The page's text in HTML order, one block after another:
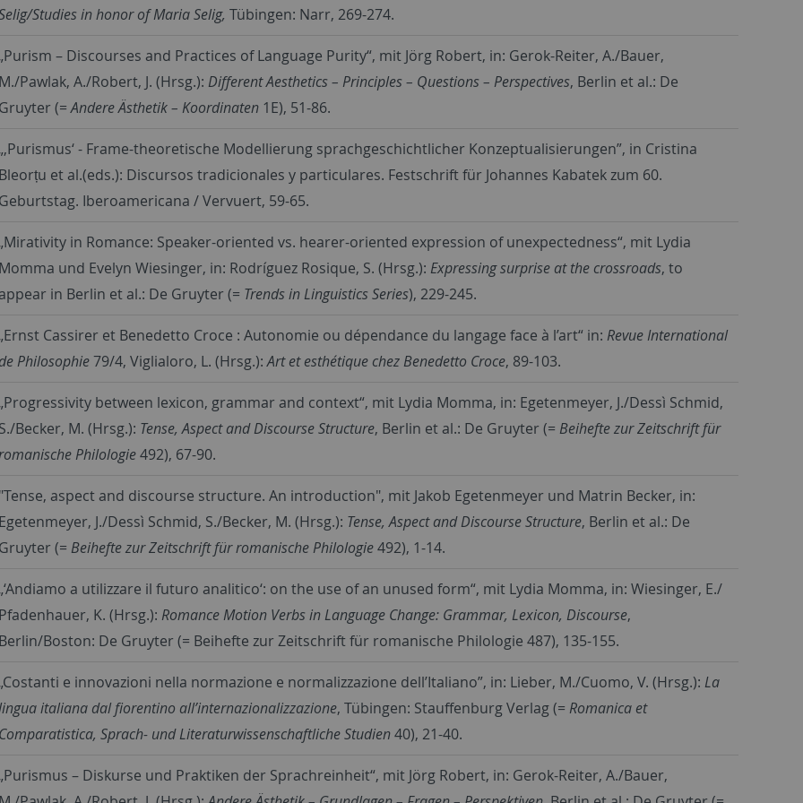
Studies in honor of Maria Selig, Tübingen: Narr, 269-274.
– Discourses and Practices of Language Purity“, mit Jörg Robert, in: Gerok-Reiter, A./Bauer,
Pawlak, A./Robert, J. (Hrsg.): Different Aesthetics – Principles – Questions – Perspectives, Berlin et al.: De
(=Andere Ästhetik – Koordinaten 1E), 51-86.
- Frame-theoretische Modellierung sprachgeschichtlicher Konzeptualisierungen”, in Cristina
et al.(eds.): Discursos tradicionales y particulares. Festschrift für Johannes Kabatek zum 60.
Iberoamericana / Vervuert, 59-65.
in Romance: Speaker-oriented vs. hearer-oriented expression of unexpectedness“, mit Lydia
und Evelyn Wiesinger, in: Rodríguez Rosique, S. (Hrsg.): Expressing surprise at the crossroads, to
in Berlin et al.: De Gruyter (= Trends in Linguistics Series), 229-245.
Cassirer et Benedetto Croce : Autonomie ou dépendance du langage face à l’art“ in: Revue International
Philosophie79/4, Viglialoro, L. (Hrsg.):Art et esthétique chez Benedetto Croce, 89-103.
between lexicon, grammar and context“, mit Lydia Momma, in: Egetenmeyer, J./Dessì Schmid,
Becker, M. (Hrsg.): Tense, Aspect and Discourse Structure, Berlin et al.: De Gruyter (= Beihefte zur Zeitschrift für
Philologie492), 67-90.
aspect and discourse structure. An introduction", mit Jakob Egetenmeyer und Matrin Becker, in:
J./Dessì Schmid, S./Becker, M. (Hrsg.): Tense, Aspect and Discourse Structure, Berlin et al.: De
(= Beihefte zur Zeitschrift für romanische Philologie492), 1-14.
a utilizzare il futuro analitico‘: on the use of an unused form“, mit Lydia Momma, in: Wiesinger, E./
K. (Hrsg.): Romance Motion Verbs in Language Change: Grammar, Lexicon, Discourse,
Boston: De Gruyter (= Beihefte zur Zeitschrift für romanische Philologie 487), 135-155.
e innovazioni nella normazione e normalizzazione dell’Italiano”, in: Lieber, M./Cuomo, V. (Hrsg.): La
italiana dal fiorentino all’internazionalizzazione, Tübingen: Stauffenburg Verlag (= Romanica et
Sprach- und Literaturwissenschaftliche Studien40), 21-40.
– Diskurse und Praktiken der Sprachreinheit“, mit Jörg Robert, in: Gerok-Reiter, A./Bauer,